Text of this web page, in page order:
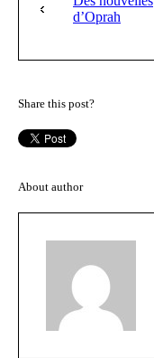
d’Oprah
Share this post?
About author